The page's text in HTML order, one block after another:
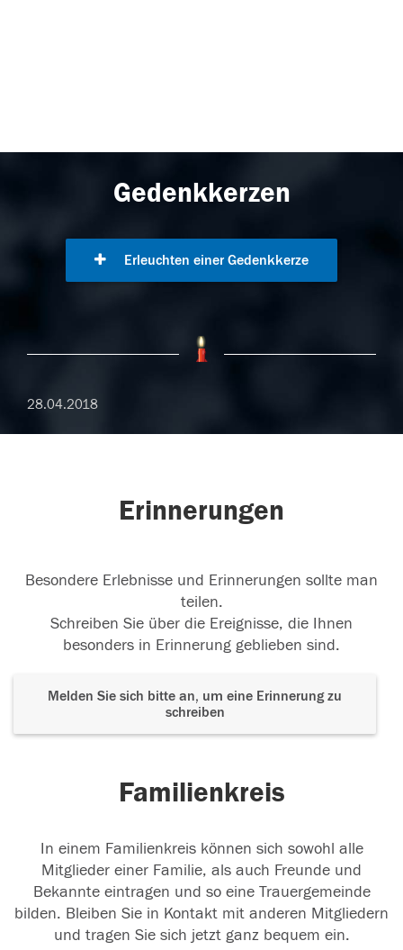
Gedenkkerzen
Erleuchten einer Gedenkkerze
28.04.2018
Erinnerungen
Besondere Erlebnisse und Erinnerungen sollte man
teilen.
Schreiben Sie über die Ereignisse, die Ihnen
besonders in Erinnerung geblieben sind.
Melden Sie sich bitte an, um eine Erinnerung zu
schreiben
Familienkreis
In einem Familienkreis können sich sowohl alle
Mitglieder einer Familie, als auch Freunde und
Bekannte eintragen und so eine Trauergemeinde
bilden. Bleiben Sie in Kontakt mit anderen Mitgliedern
und tragen Sie sich jetzt ganz bequem ein.